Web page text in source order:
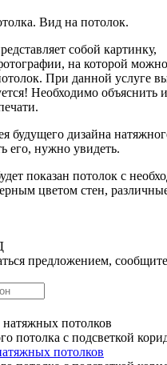
Вид на потолок.
собой картинку,
на которой можно
При данной услуге
Необходимо объяснить
будущего дизайна
его, нужно увидеть.
показан потолок с
цветом стен,
предложением,
потолков
потолка с подсветкой